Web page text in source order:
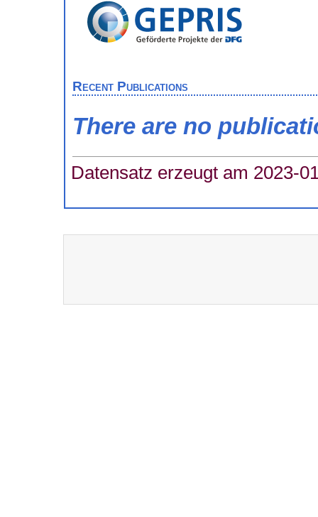
Recent Publications
There are no
Datensatz erzeugt am 2023-